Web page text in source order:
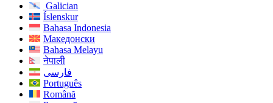
Galician
Íslenskur
Bahasa Indonesia
Македонски
Bahasa Melayu
नेपाली
فارسی
Português
Română